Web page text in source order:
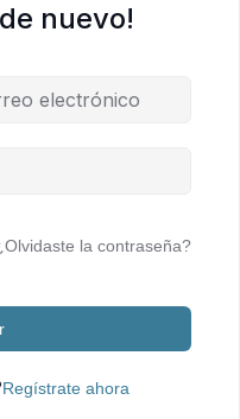
nuevo!
la contraseña?
Regístrate ahora